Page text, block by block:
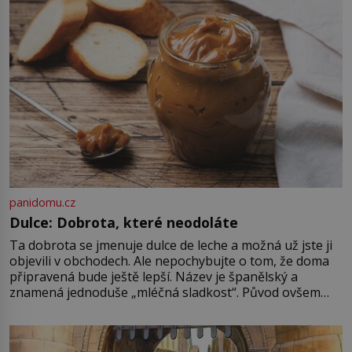
promyšlené a některé principy
používají chirurgové dodnes. Úplně
první […]
panidomu.cz
Dulce: Dobrota, které neodoláte
Ta dobrota se jmenuje dulce de leche a možná už jste ji
objevili v obchodech. Ale nepochybujte o tom, že doma
připravená bude ještě lepší. Název je španělský a
znamená jednoduše „mléčná sladkost“. Původ ovšem
pře hned několik latinskoamerických zemí a k tomu
Francie, kde se traduje,